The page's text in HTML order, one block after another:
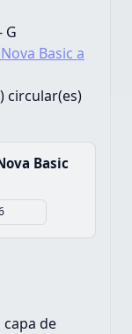
G
Basic a
circular(es)
Basic
de